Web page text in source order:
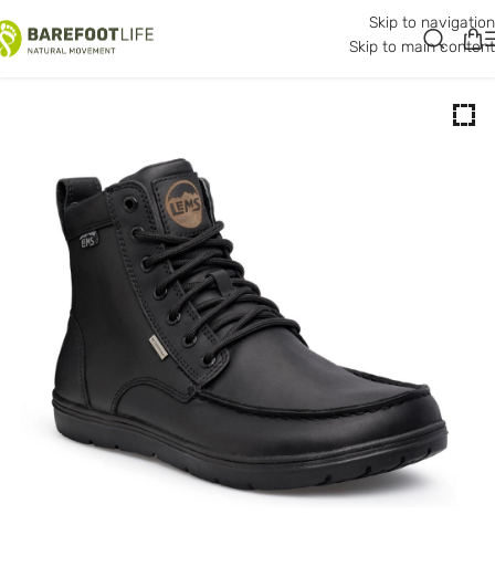
Skip to navigation
Skip to main content
30% -